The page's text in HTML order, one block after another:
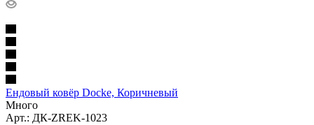
Ендовый ковёр Docke, Коричневый
Много
Арт.: ДК-ZREK-1023